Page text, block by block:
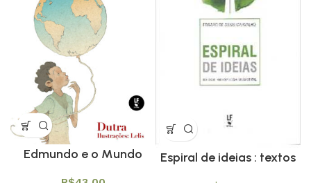
Edmundo e o Mundo
Espiral de ideias : textos